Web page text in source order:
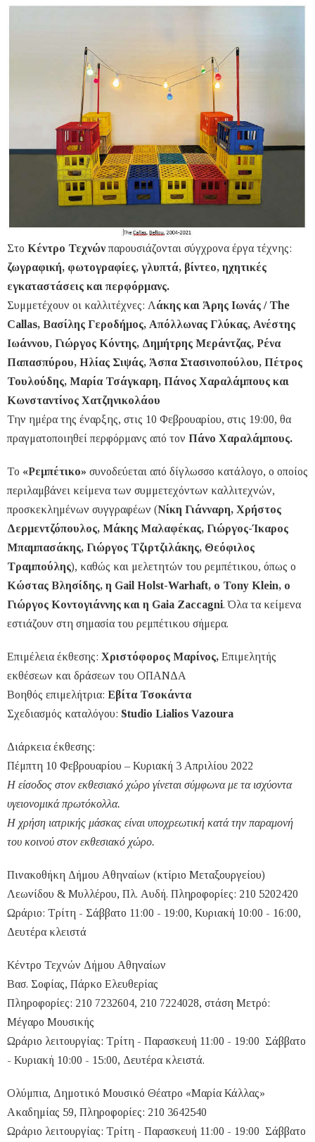
Στο Κέντρο Τεχνών παρουσιάζονται σύγχρονα έργα τέχνης:
ζωγραφική, φωτογραφίες, γλυπτά, βίντεο, ηχητικές
εγκαταστάσεις και περφόρμανς.
Συμμετέχουν οι καλλιτέχνες: Λάκης και Άρης Ιωνάς / The
Callas, Βασίλης Γεροδήμος, Απόλλωνας Γλύκας, Ανέστης
Ιωάννου, Γιώργος Κόντης, Δημήτρης Μεράντζας, Ρένα
Παπασπύρου, Ηλίας Σιψάς, Άσπα Στασινοπούλου, Πέτρος
Τουλούδης, Μαρία Τσάγκαρη, Πάνος Χαραλάμπους και
Κωνσταντίνος Χατζηνικολάου
Την ημέρα της έναρξης, στις 10 Φεβρουαρίου, στις 19:00, θα
πραγματοποιηθεί περφόρμανς από τον Πάνο Χαραλάμπους.
Το «Ρεμπέτικο» συνοδεύεται από δίγλωσσο κατάλογο, ο οποίος
περιλαμβάνει κείμενα των συμμετεχόντων καλλιτεχνών,
προσκεκλημένων συγγραφέων (Νίκη Γιάνναρη, Χρήστος
Δερμεντζόπουλος, Μάκης Μαλαφέκας, Γιώργος-Ίκαρος
Μπαμπασάκης, Γιώργος Τζιρτζιλάκης, Θεόφιλος
Τραμπούλης), καθώς και μελετητών του ρεμπέτικου, όπως ο
Κώστας Βλησίδης, η Gail Holst-Warhaft, ο Tony Klein, ο
Γιώργος Κοντογιάννης και η Gaia Zaccagni. Όλα τα κείμενα
εστιάζουν στη σημασία του ρεμπέτικου σήμερα.
Επιμέλεια έκθεσης: Χριστόφορος Μαρίνος, Επιμελητής
εκθέσεων και δράσεων του ΟΠΑΝΔΑ
Βοηθός επιμελήτρια: Εβίτα Τσοκάντα
Σχεδιασμός καταλόγου: Studio Lialios Vazoura
Διάρκεια έκθεσης:
Πέμπτη 10 Φεβρουαρίου – Κυριακή 3 Απριλίου 2022
Η είσοδος στον εκθεσιακό χώρο γίνεται σύμφωνα με τα ισχύοντα
υγειονομικά πρωτόκολλα.
Η χρήση ιατρικής μάσκας είναι υποχρεωτική κατά την παραμονή
του κοινού στον εκθεσιακό χώρο.
Πινακοθήκη Δήμου Αθηναίων (κτίριο Μεταξουργείου)
Λεωνίδου & Μυλλέρου, Πλ. Αυδή. Πληροφορίες: 210 5202420
Ωράριο: Τρίτη - Σάββατο 11:00 - 19:00, Κυριακή 10:00 - 16:00,
Δευτέρα κλειστά
Κέντρο Τεχνών Δήμου Αθηναίων
Βασ. Σοφίας, Πάρκο Ελευθερίας
Πληροφορίες: 210 7232604, 210 7224028, στάση Μετρό:
Μέγαρο Μουσικής
Ωράριο λειτουργίας: Τρίτη - Παρασκευή 11:00 - 19:00 Σάββατο
- Κυριακή 10:00 - 15:00, Δευτέρα κλειστά.
Ολύμπια, Δημοτικό Μουσικό Θέατρο «Μαρία Κάλλας»
Ακαδημίας 59, Πληροφορίες: 210 3642540
Ωράριο λειτουργίας: Τρίτη - Παρασκευή 11:00 - 19:00 Σάββατο